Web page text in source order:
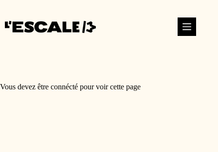
Vous devez être connécté pour voir cette page